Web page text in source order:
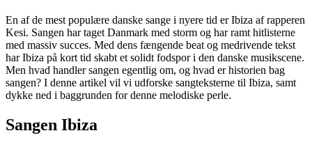
En af de mest populære danske sange i nyere tid er Ibiza af rapperen
Kesi. Sangen har taget Danmark med storm og har ramt hitlisterne
med massiv succes. Med dens fængende beat og medrivende tekst
har Ibiza på kort tid skabt et solidt fodspor i den danske musikscene.
Men hvad handler sangen egentlig om, og hvad er historien bag
sangen? I denne artikel vil vi udforske sangteksterne til Ibiza, samt
dykke ned i baggrunden for denne melodiske perle.
Sangen Ibiza